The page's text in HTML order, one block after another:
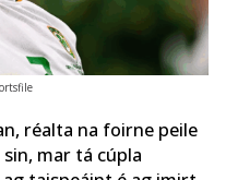
réalta na foirne peile
mar tá cúpla